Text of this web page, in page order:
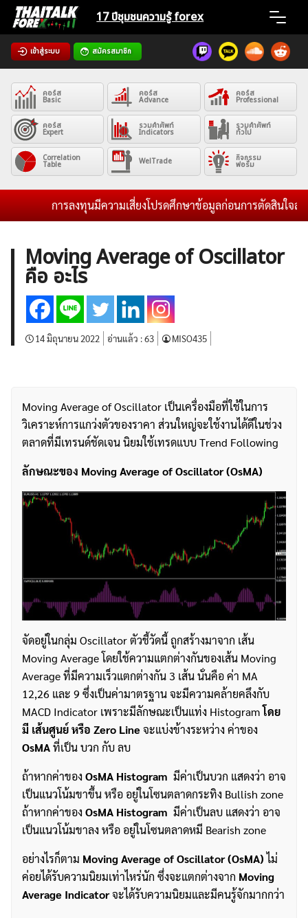
Skip
content
17 ปีชุมชนความรู้ forex
เข้าสู่ระบบ สมัครสมาชิก
Home
News
Articles
VPS Register
ค้นหา
สำหรับ:
คอร์ส
Basic
คอร์ส
Advance
คอร์ส
Professional
คอร์ส
Expert
รวมคำศัพท์
Indicators
รวมคำศัพท์
ทั่วไป
Correlation
Table WelTrade กิจกรรม
ฟอรั่ม
การลงทุนมีความเสี่ยงโปรดศึกษาข้อมูลก่อนการตัดสินใจลง
Moving Average of Oscillator
คือ อะไร
14 มิถุนายน 2022 อ่านแล้ว :63 MISO435
Moving Average of Oscillator เป็นเครื่องมือที่ใช้ในการ
วิเคราะห์การแกว่งตัวของราคา ส่วนใหญ่จะใช้งานได้ดีในช่วง
ตลาดที่มีเทรนด์ชัดเจน นิยมใช้เทรดแบบ Trend Following
ลักษณะของ Moving Average of Oscillator(OsMA)
จัดอยู่ในกลุ่ม Oscillator ตัวชี้วัดนี้ ถูกสร้างมาจาก เส้น
Moving Average โดยใช้ความแตกต่างกันของเส้น Moving
Average ที่มีความเร็วแตกต่างกัน 3 เส้น นั่นคือ ค่า MA
12,26 และ 9 ซึ่งเป็นค่ามาตรฐาน จะมีความคล้ายคลึงกับ
MACD Indicator เพราะมีลักษณะเป็นแท่ง Histogramโดย
มี เส้นศูนย์ หรือ Zero Lineจะแบ่งข้างระหว่าง ค่าของ
OsMAที่เป็น บวก กับ ลบ
ถ้าหากค่าของ OsMA Histogram มีค่าเป็นบวก แสดงว่า อาจ
เป็นแนวโน้มขาขึ้น หรือ อยู่ในโซนตลาดกระทิง Bullish zone
ถ้าหากค่าของ OsMA Histogram มีค่าเป็นลบ แสดงว่า อาจ
เป็นแนวโน้มขาลง หรือ อยู่ในโซนตลาดหมี Bearish zone
อย่างไรก็ตาม Moving Average of Oscillator (OsMA)ไม่
ค่อยได้รับความนิยมเท่าไหร่นัก ซึ่งจะแตกต่างจาก Moving
Average Indicatorจะได้รับความนิยมและมีคนรู้จักมากกว่า